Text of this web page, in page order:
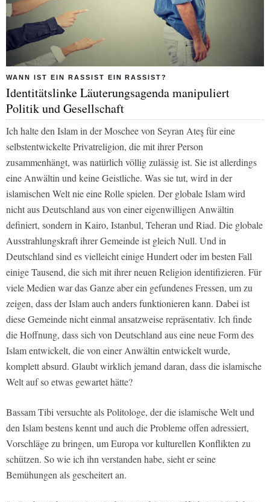
WANN IST EIN RASSIST EIN RASSIST?
Identitätslinke Läuterungsagenda manipuliert
Politik und Gesellschaft
Ich halte den Islam in der Moschee von Seyran Ateş für eine
selbstentwickelte Privatreligion, die mit ihrer Person
zusammenhängt, was natürlich völlig zulässig ist. Sie ist allerdings
eine Anwältin und keine Geistliche. Was sie tut, wird in der
islamischen Welt nie eine Rolle spielen. Der globale Islam wird
nicht aus Deutschland aus von einer eigenwilligen Anwältin
definiert, sondern in Kairo, Istanbul, Teheran und Riad. Die globale
Ausstrahlungskraft ihrer Gemeinde ist gleich Null. Und in
Deutschland sind es vielleicht einige Hundert oder im besten Fall
einige Tausend, die sich mit ihrer neuen Religion identifizieren. Für
viele Medien war das Ganze aber ein gefundenes Fressen, um zu
zeigen, dass der Islam auch anders funktionieren kann. Dabei ist
diese Gemeinde nicht einmal ansatzweise repräsentativ. Ich finde
die Hoffnung, dass sich von Deutschland aus eine neue Form des
Islam entwickelt, die von einer Anwältin entwickelt wurde,
komplett absurd. Glaubt wirklich jemand daran, dass die islamische
Welt auf so etwas gewartet hätte?
Bassam Tibi versuchte als Politologe, der die islamische Welt und
den Islam bestens kennt und auch die Probleme offen adressiert,
Vorschläge zu bringen, um Europa vor kulturellen Konflikten zu
schützen. So wie ich ihn verstanden habe, sieht er seine
Bemühungen als gescheitert an.